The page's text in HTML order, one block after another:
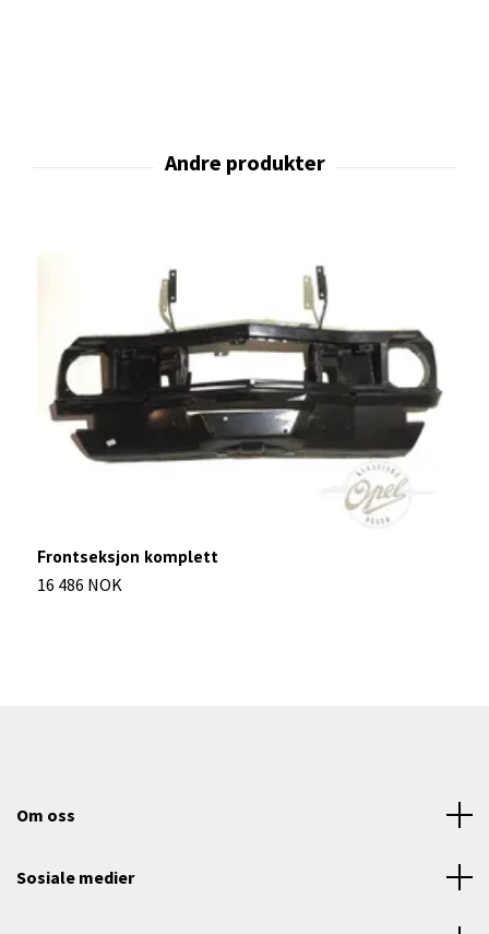
Frontseksjon komplett
16 486 NOK
Om oss
Sosiale medier